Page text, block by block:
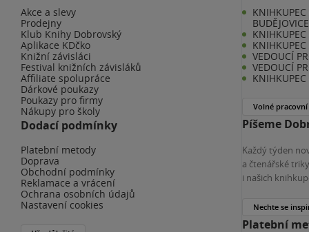
Akce a slevy
Prodejny
Klub Knihy Dobrovský
Aplikace KDčko
Knižní závisláci
Festival knižních závisláků
Affiliate spolupráce
Dárkové poukazy
Poukazy pro firmy
Nákupy pro školy
Dodací podmínky
Platební metody
Doprava
Obchodní podmínky
Reklamace a vrácení
Ochrana osobních údajů
Nastavení cookies
KNIHKUPEC
BUDĚJOVICE
KNIHKUPEC
VEDOUCÍ
VEDOUCÍ
Volné pracovní
Píšeme
Každý týden
a čtenářské
i našich
Nechte se
Platební